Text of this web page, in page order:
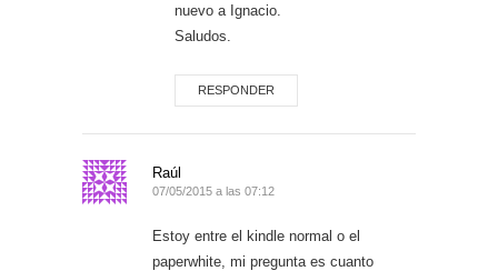
nuevo a Ignacio.
Saludos.
RESPONDER
Raúl
07/05/2015 a las 07:12
Estoy entre el kindle normal o el
paperwhite, mi pregunta es cuanto